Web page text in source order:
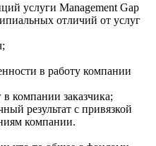
услуги Management Gap
отличий от услуг
в работу компании
компании заказчика;
результат с привязкой
компании.